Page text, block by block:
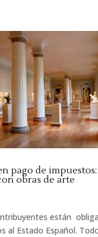
pago de
obras de arte
están
al Estado Español.